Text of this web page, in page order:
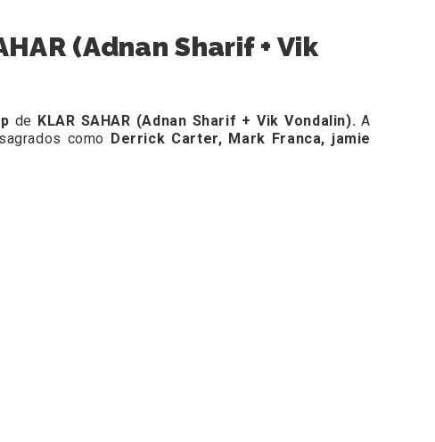
(Adnan Sharif + Vik
de KLAR SAHAR (Adnan Sharif + Vik Vondalin). A
como
Derrick Carter, Mark Franca, jamie